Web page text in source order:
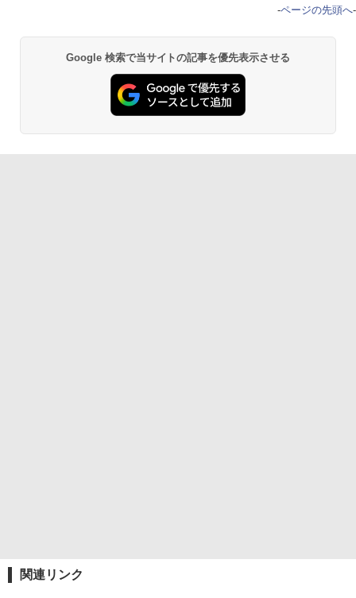
-ページの先頭へ-
Google 検索で当サイトの記事を優先表示させる
関連リンク